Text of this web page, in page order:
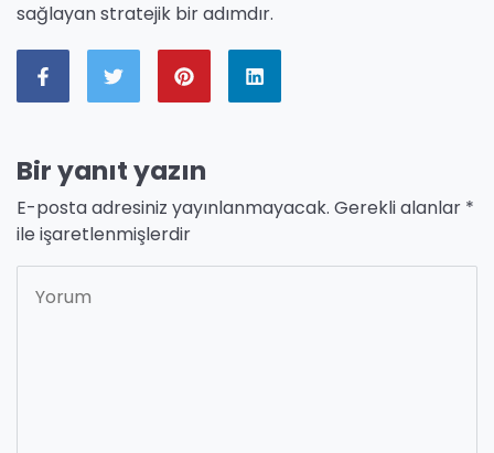
sağlayan stratejik bir adımdır.
Bir yanıt yazın
E-posta adresiniz yayınlanmayacak. Gerekli alanlar *
ile işaretlenmişlerdir